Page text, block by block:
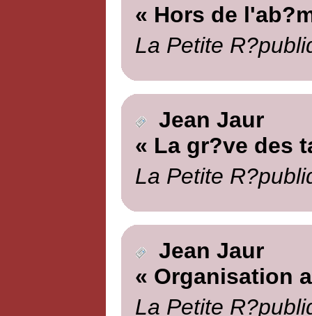
« Hors de
La Petite
Jean Jaur
« La gr?ve des
La Petite
Jean Jaur
« Organisation
La Petite